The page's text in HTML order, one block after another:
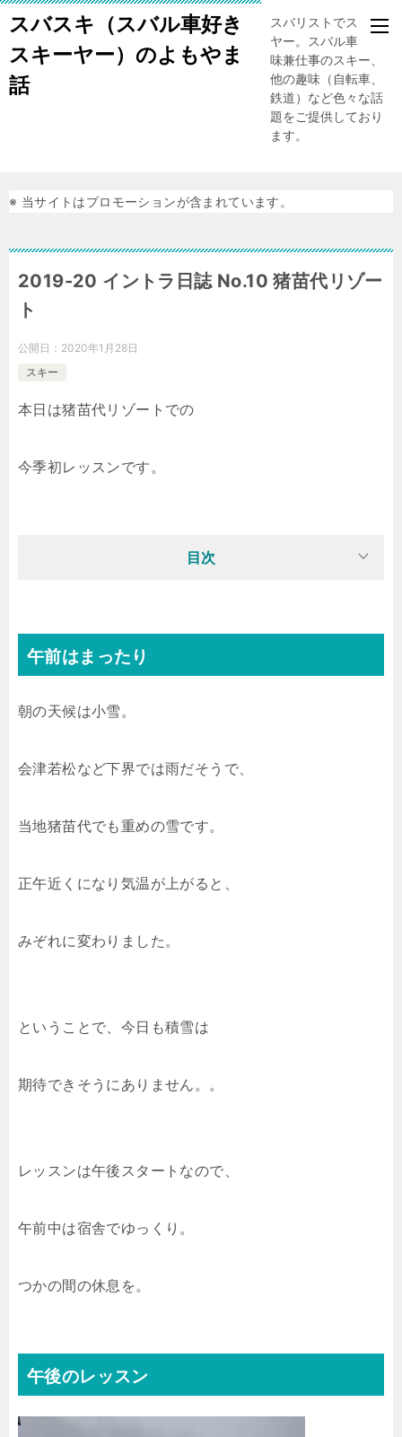
スバスキ（スバル車好き
スキーヤー）のよもやま
話
スバリストでスキー
ヤー。スバル車、趣
味兼仕事のスキー、
他の趣味（自転車、
鉄道）など色々な話
題をご提供しており
ます。
※ 当サイトはプロモーションが含まれています。
2019-20 イントラ日誌 No.10 猪苗代リゾー
ト
公開日： 2020年1月28日
スキー
本日は猪苗代リゾートでの
今季初レッスンです。
目次
午前はまったり
朝の天候は小雪。
会津若松など下界では雨だそうで、
当地猪苗代でも重めの雪です。
正午近くになり気温が上がると、
みぞれに変わりました。
ということで、今日も積雪は
期待できそうにありません。。
レッスンは午後スタートなので、
午前中は宿舎でゆっくり。
つかの間の休息を。
午後のレッスン